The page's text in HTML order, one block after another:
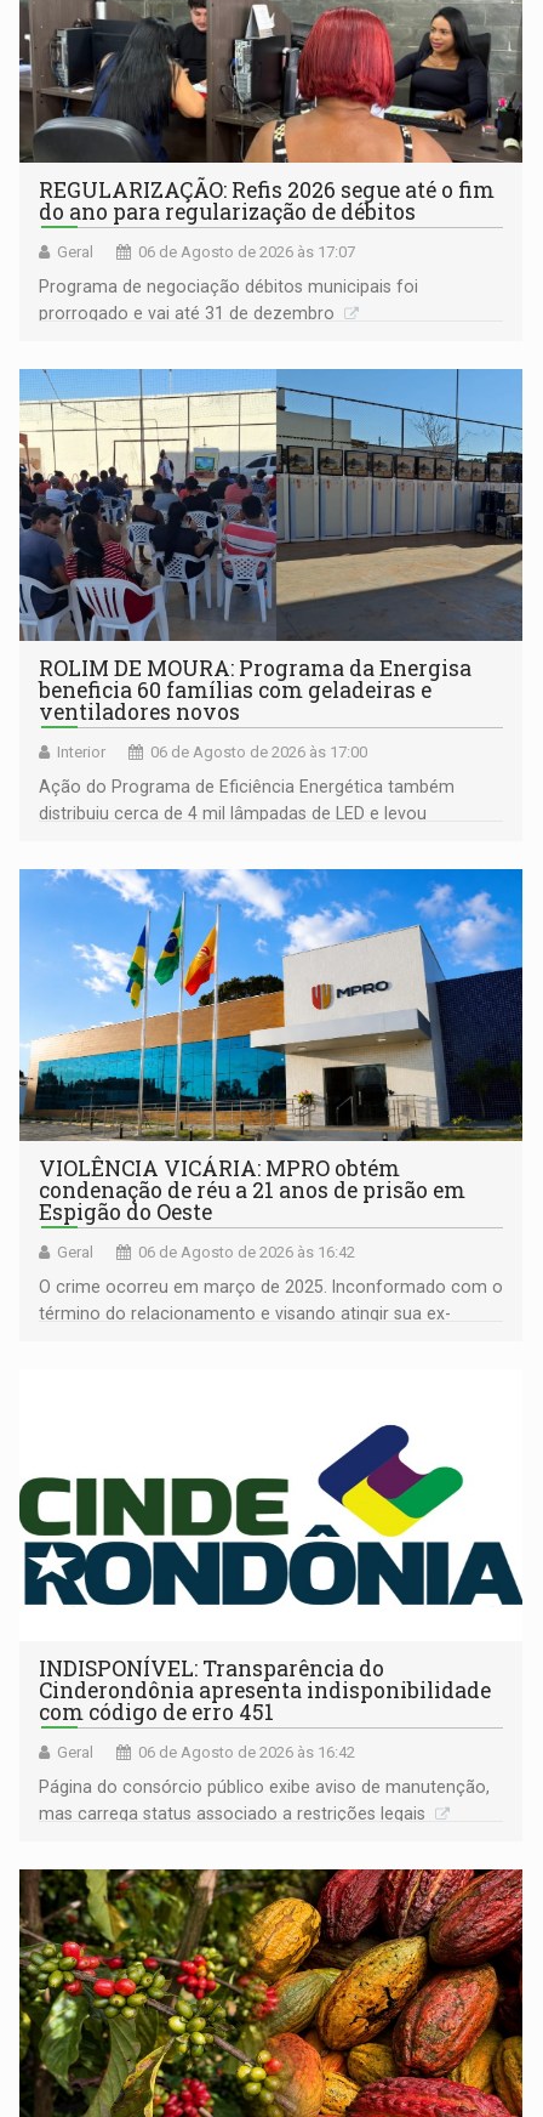
REGULARIZAÇÃO: Refis 2026 segue até o fim
do ano para regularização de débitos
Geral 06 de Agosto de 2026 às 17:07
Programa de negociação débitos municipais foi
prorrogado e vai até 31 de dezembro
ROLIM DE MOURA: Programa da Energisa
beneficia 60 famílias com geladeiras e
ventiladores novos
Interior 06 de Agosto de 2026 às 17:00
Ação do Programa de Eficiência Energética também
distribuiu cerca de 4 mil lâmpadas de LED e levou
comunidade
VIOLÊNCIA VICÁRIA: MPRO obtém
condenação de réu a 21 anos de prisão em
Espigão do Oeste
Geral 06 de Agosto de 2026 às 16:42
O crime ocorreu em março de 2025. Inconformado com o
término do relacionamento e visando atingir sua ex-
INDISPONÍVEL: Transparência do
Cinderondônia apresenta indisponibilidade
com código de erro 451
Geral 06 de Agosto de 2026 às 16:42
Página do consórcio público exibe aviso de manutenção,
mas carrega status associado a restrições legais